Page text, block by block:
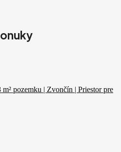
pozemku | Zvončín | Priestor pre